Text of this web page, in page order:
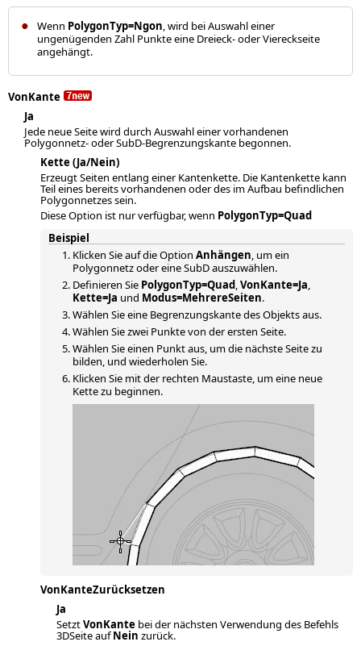
Wenn PolygonTyp=Ngon, wird bei Auswahl einer
ungenügenden Zahl Punkte eine Dreieck- oder Viereckseite
angehängt.
VonKante
Ja
Jede neue Seite wird durch Auswahl einer vorhandenen
Polygonnetz- oder SubD-Begrenzungskante begonnen.
Kette (Ja/Nein)
Erzeugt Seiten entlang einer Kantenkette. Die Kantenkette kann
Teil eines bereits vorhandenen oder des im Aufbau befindlichen
Polygonnetzes sein.
Diese Option ist nur verfügbar, wenn PolygonTyp=Quad
Beispiel
Klicken Sie auf die Option Anhängen, um ein
Polygonnetz oder eine SubD auszuwählen.
Definieren Sie PolygonTyp=Quad,VonKante=Ja,
Kette=Ja und Modus=MehrereSeiten.
Wählen Sie eine Begrenzungskante des Objekts aus.
Wählen Sie zwei Punkte von der ersten Seite.
Wählen Sie einen Punkt aus, um die nächste Seite zu
bilden, und wiederholen Sie.
Klicken Sie mit der rechten Maustaste, um eine neue
Kette zu beginnen.
VonKanteZurücksetzen
Ja
SetztVonKante bei der nächsten Verwendung des Befehls
3DSeite aufNein zurück.